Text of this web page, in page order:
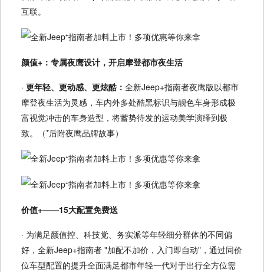
互联。
颜值+：专属夜鹰设计，开启摩登都市夜生活
· 更年轻、更动感、更炫酷： 全新Jeep+指南者夜鹰版以都市
摩登夜生活为灵感，车内外多处酷黑标识与靓色车身形成极
富视觉冲击的车身造型，将蓄势待发的运动美学演绎到极
致。（*后附夜鹰品牌故事）
价值+——15大配置免费送
· 为满足颜值控、科技党、务实派等年轻细分群体的不同偏
好，全新Jeep+指南者 "加配不加价，入门即自动"，通过同价
位车型配置的提升全面满足都市年轻一代对于出行全方位需